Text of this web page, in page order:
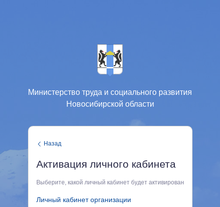
Министерство труда и социального развития
Новосибирской области
Назад
Активация личного кабинета
Выберите, какой личный кабинет будет активирован
Личный кабинет организации